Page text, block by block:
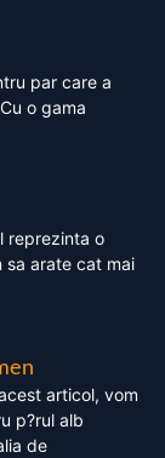
par care a
o gama
reprezinta o
sa arate cat mai
articol, vom
p?rul alb
de